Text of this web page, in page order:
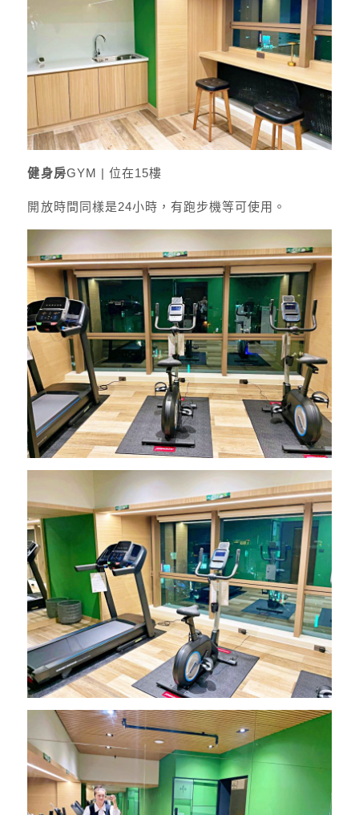
健身房GYM | 位在15樓
開放時間同樣是24小時，有跑步機等可使用。